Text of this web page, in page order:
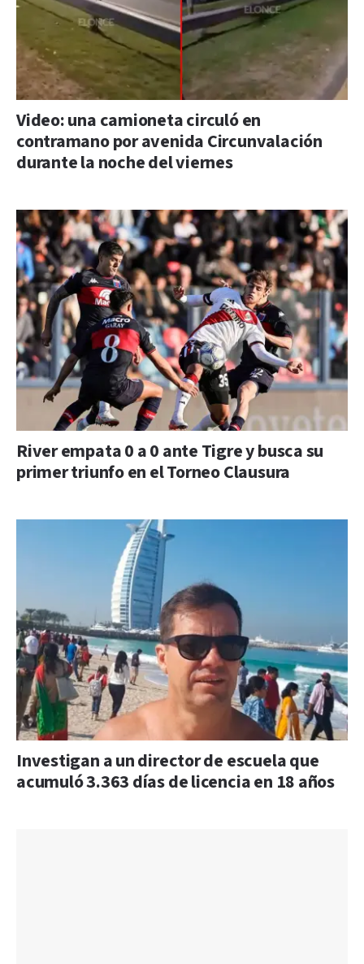
Video: una camioneta circuló en
contramano por avenida Circunvalación
durante la noche del viernes
River empata 0 a 0 ante Tigre y busca su
primer triunfo en el Torneo Clausura
Investigan a un director de escuela que
acumuló 3.363 días de licencia en 18 años